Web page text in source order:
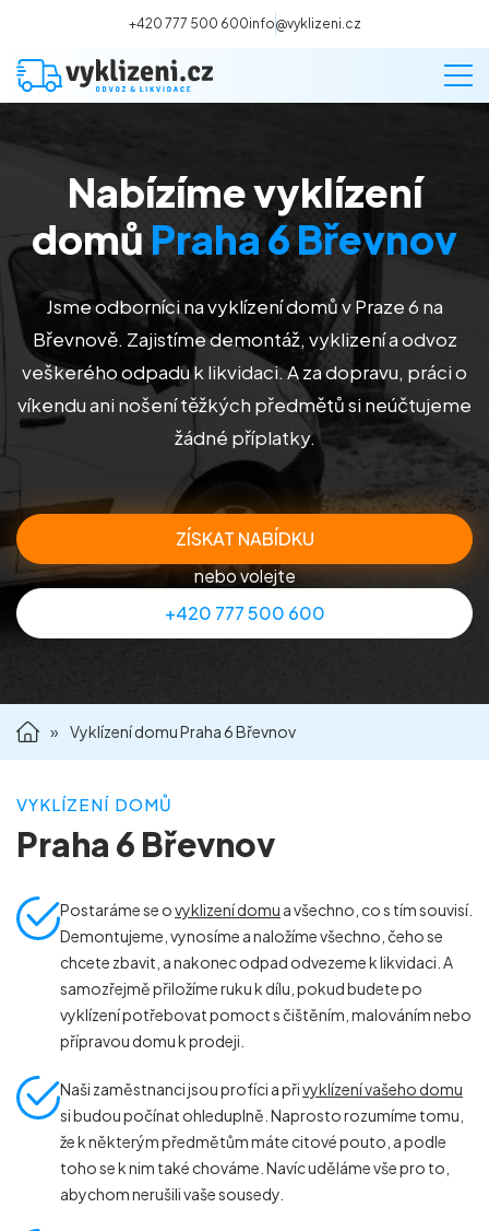
+420 777 500 600info@vyklizeni.cz
Vyklízení
Stěhování
Malování
Deratizace a dezinsekce
Příprava nemovitostí na prodej
Reference
Nabízíme vyklízení
domů Praha 6 Břevnov
Jsme odborníci na vyklízení domů v Praze 6 na
Břevnově. Zajistíme demontáž, vyklizení a odvoz
veškerého odpadu k likvidaci. A za dopravu, práci o
víkendu ani nošení těžkých předmětů si neúčtujeme
žádné příplatky.
ZÍSKAT NABÍDKU
nebo volejte
+420 777 500 600
» Vyklízení domu Praha 6 Břevnov
VYKLÍZENÍ DOMŮ
Praha 6 Břevnov
Postaráme se ovyklizení domu a všechno, co s tím souvisí.
Demontujeme, vynosíme a naložíme všechno, čeho se
chcete zbavit, a nakonec odpad odvezeme k likvidaci. A
samozřejmě přiložíme ruku k dílu, pokud budete po
vyklízení potřebovat pomoct s čištěním, malováním nebo
přípravou domu k prodeji.
Naši zaměstnanci jsou profíci a přivyklízení vašeho domu
si budou počínat ohleduplně. Naprosto rozumíme tomu,
že k některým předmětům máte citové pouto, a podle
toho se k nim také chováme. Navíc uděláme vše pro to,
abychom nerušili vaše sousedy.